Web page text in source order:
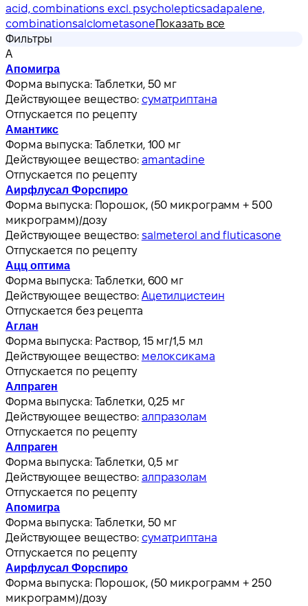
acid, combinations excl. psycholepticsadapalene,
combinationsalclometasoneПоказать все
Фильтры
А
Апомигра
Форма выпуска: Таблетки, 50 мг
Действующее вещество: суматриптана
Отпускается по рецепту
Амантикс
Форма выпуска: Таблетки, 100 мг
Действующее вещество: amantadine
Отпускается по рецепту
Аирфлусал Форспиро
Форма выпуска: Порошок, (50 микрограмм + 500
микрограмм)/дозу
Действующее вещество: salmeterol and fluticasone
Отпускается по рецепту
Ацц оптима
Форма выпуска: Таблетки, 600 мг
Действующее вещество: Ацетилцистеин
Отпускается без рецепта
Аглан
Форма выпуска: Раствор, 15 мг/1,5 мл
Действующее вещество: мелоксикама
Отпускается по рецепту
Алпраген
Форма выпуска: Таблетки, 0,25 мг
Действующее вещество: алпразолам
Отпускается по рецепту
Алпраген
Форма выпуска: Таблетки, 0,5 мг
Действующее вещество: алпразолам
Отпускается по рецепту
Апомигра
Форма выпуска: Таблетки, 50 мг
Действующее вещество: суматриптана
Отпускается по рецепту
Аирфлусал Форспиро
Форма выпуска: Порошок, (50 микрограмм + 250
микрограмм)/дозу